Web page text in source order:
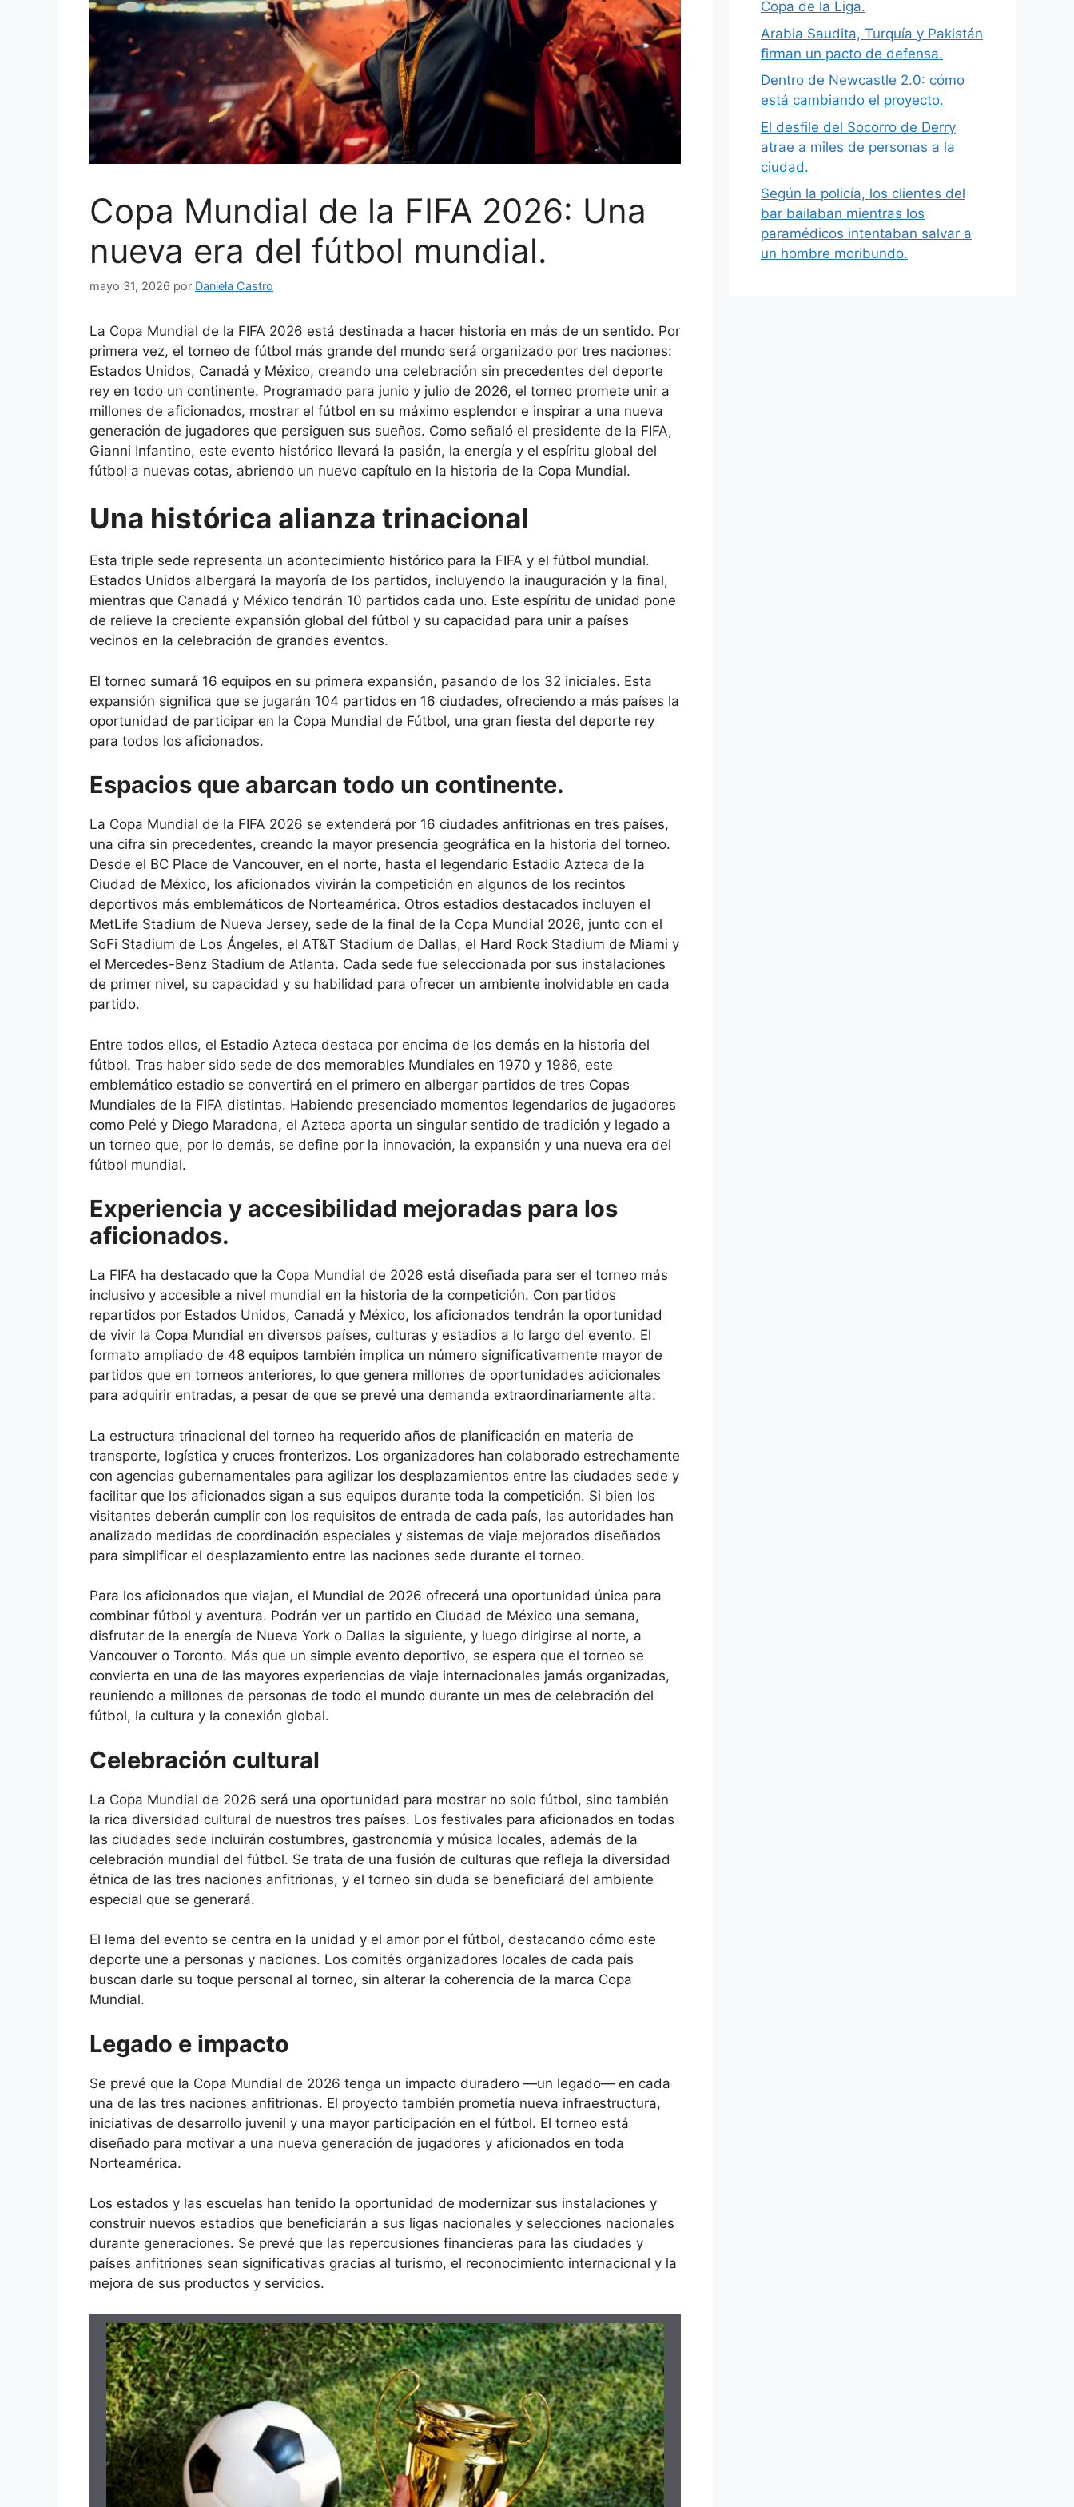
Copa Mundial de la FIFA 2026: Una
nueva era del fútbol mundial.
mayo 31, 2026 por Daniela Castro
La Copa Mundial de la FIFA 2026 está destinada a hacer historia en más de un sentido. Por
primera vez, el torneo de fútbol más grande del mundo será organizado por tres naciones:
Estados Unidos, Canadá y México, creando una celebración sin precedentes del deporte
rey en todo un continente. Programado para junio y julio de 2026, el torneo promete unir a
millones de aficionados, mostrar el fútbol en su máximo esplendor e inspirar a una nueva
generación de jugadores que persiguen sus sueños. Como señaló el presidente de la FIFA,
Gianni Infantino, este evento histórico llevará la pasión, la energía y el espíritu global del
fútbol a nuevas cotas, abriendo un nuevo capítulo en la historia de la Copa Mundial.
Una histórica alianza trinacional
Esta triple sede representa un acontecimiento histórico para la FIFA y el fútbol mundial.
Estados Unidos albergará la mayoría de los partidos, incluyendo la inauguración y la final,
mientras que Canadá y México tendrán 10 partidos cada uno. Este espíritu de unidad pone
de relieve la creciente expansión global del fútbol y su capacidad para unir a países
vecinos en la celebración de grandes eventos.
El torneo sumará 16 equipos en su primera expansión, pasando de los 32 iniciales. Esta
expansión significa que se jugarán 104 partidos en 16 ciudades, ofreciendo a más países la
oportunidad de participar en la Copa Mundial de Fútbol, ​​una gran fiesta del deporte rey
para todos los aficionados.
Espacios que abarcan todo un continente.
La Copa Mundial de la FIFA 2026 se extenderá por 16 ciudades anfitrionas en tres países,
una cifra sin precedentes, creando la mayor presencia geográfica en la historia del torneo.
Desde el BC Place de Vancouver, en el norte, hasta el legendario Estadio Azteca de la
Ciudad de México, los aficionados vivirán la competición en algunos de los recintos
deportivos más emblemáticos de Norteamérica. Otros estadios destacados incluyen el
MetLife Stadium de Nueva Jersey, sede de la final de la Copa Mundial 2026, junto con el
SoFi Stadium de Los Ángeles, el AT&T Stadium de Dallas, el Hard Rock Stadium de Miami y
el Mercedes-Benz Stadium de Atlanta. Cada sede fue seleccionada por sus instalaciones
de primer nivel, su capacidad y su habilidad para ofrecer un ambiente inolvidable en cada
partido.
Entre todos ellos, el Estadio Azteca destaca por encima de los demás en la historia del
fútbol. Tras haber sido sede de dos memorables Mundiales en 1970 y 1986, este
emblemático estadio se convertirá en el primero en albergar partidos de tres Copas
Mundiales de la FIFA distintas. Habiendo presenciado momentos legendarios de jugadores
como Pelé y Diego Maradona, el Azteca aporta un singular sentido de tradición y legado a
un torneo que, por lo demás, se define por la innovación, la expansión y una nueva era del
fútbol mundial.
Experiencia y accesibilidad mejoradas para los
aficionados.
La FIFA ha destacado que la Copa Mundial de 2026 está diseñada para ser el torneo más
inclusivo y accesible a nivel mundial en la historia de la competición. Con partidos
repartidos por Estados Unidos, Canadá y México, los aficionados tendrán la oportunidad
de vivir la Copa Mundial en diversos países, culturas y estadios a lo largo del evento. El
formato ampliado de 48 equipos también implica un número significativamente mayor de
partidos que en torneos anteriores, lo que genera millones de oportunidades adicionales
para adquirir entradas, a pesar de que se prevé una demanda extraordinariamente alta.
La estructura trinacional del torneo ha requerido años de planificación en materia de
transporte, logística y cruces fronterizos. Los organizadores han colaborado estrechamente
con agencias gubernamentales para agilizar los desplazamientos entre las ciudades sede y
facilitar que los aficionados sigan a sus equipos durante toda la competición. Si bien los
visitantes deberán cumplir con los requisitos de entrada de cada país, las autoridades han
analizado medidas de coordinación especiales y sistemas de viaje mejorados diseñados
para simplificar el desplazamiento entre las naciones sede durante el torneo.
Para los aficionados que viajan, el Mundial de 2026 ofrecerá una oportunidad única para
combinar fútbol y aventura. Podrán ver un partido en Ciudad de México una semana,
disfrutar de la energía de Nueva York o Dallas la siguiente, y luego dirigirse al norte, a
Vancouver o Toronto. Más que un simple evento deportivo, se espera que el torneo se
convierta en una de las mayores experiencias de viaje internacionales jamás organizadas,
reuniendo a millones de personas de todo el mundo durante un mes de celebración del
fútbol, ​​la cultura y la conexión global.
Celebración cultural
La Copa Mundial de 2026 será una oportunidad para mostrar no solo fútbol, ​​sino también
la rica diversidad cultural de nuestros tres países. Los festivales para aficionados en todas
las ciudades sede incluirán costumbres, gastronomía y música locales, además de la
celebración mundial del fútbol. Se trata de una fusión de culturas que refleja la diversidad
étnica de las tres naciones anfitrionas, y el torneo sin duda se beneficiará del ambiente
especial que se generará.
El lema del evento se centra en la unidad y el amor por el fútbol, ​​destacando cómo este
deporte une a personas y naciones. Los comités organizadores locales de cada país
buscan darle su toque personal al torneo, sin alterar la coherencia de la marca Copa
Mundial.
Legado e impacto
Se prevé que la Copa Mundial de 2026 tenga un impacto duradero —un legado— en cada
una de las tres naciones anfitrionas. El proyecto también prometía nueva infraestructura,
iniciativas de desarrollo juvenil y una mayor participación en el fútbol. El torneo está
diseñado para motivar a una nueva generación de jugadores y aficionados en toda
Norteamérica.
Los estados y las escuelas han tenido la oportunidad de modernizar sus instalaciones y
construir nuevos estadios que beneficiarán a sus ligas nacionales y selecciones nacionales
durante generaciones. Se prevé que las repercusiones financieras para las ciudades y
países anfitriones sean significativas gracias al turismo, el reconocimiento internacional y la
mejora de sus productos y servicios.
Copa de la Liga.
Arabia Saudita, Turquía y Pakistán
firman un pacto de defensa.
Dentro de Newcastle 2.0: cómo
está cambiando el proyecto.
El desfile del Socorro de Derry
atrae a miles de personas a la
ciudad.
Según la policía, los clientes del
bar bailaban mientras los
paramédicos intentaban salvar a
un hombre moribundo.